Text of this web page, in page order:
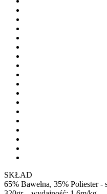
SKŁAD
65% Bawełna, 35% Poliester -